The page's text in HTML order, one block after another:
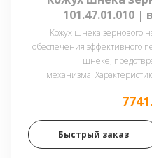
101.47.01.010
Кожух шнека зернового
обеспечения эффективного
шнеке,
механизма.
Быстрый заказ